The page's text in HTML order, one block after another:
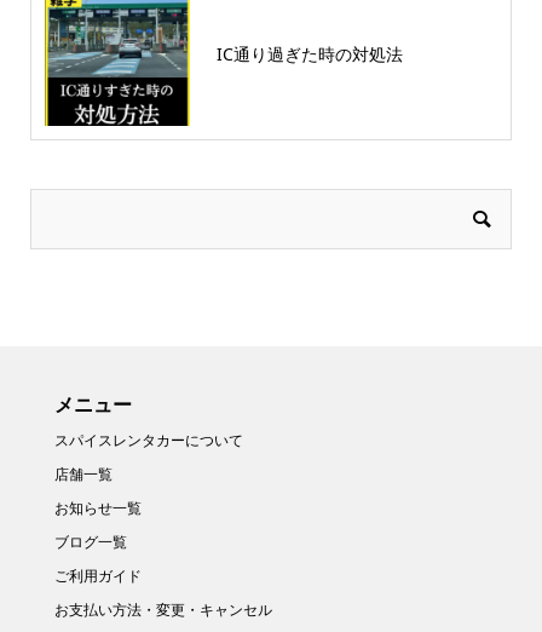
IC通り過ぎた時の対処法
メニュー
スパイスレンタカーについて
店舗一覧
お知らせ一覧
ブログ一覧
ご利用ガイド
お支払い方法・変更・キャンセル